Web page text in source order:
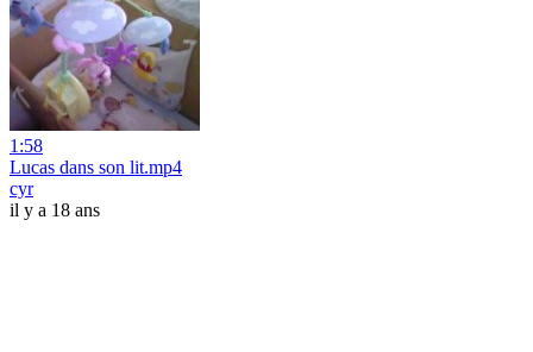
1:58
Lucas dans son lit.mp4
cyr
il y a 18 ans